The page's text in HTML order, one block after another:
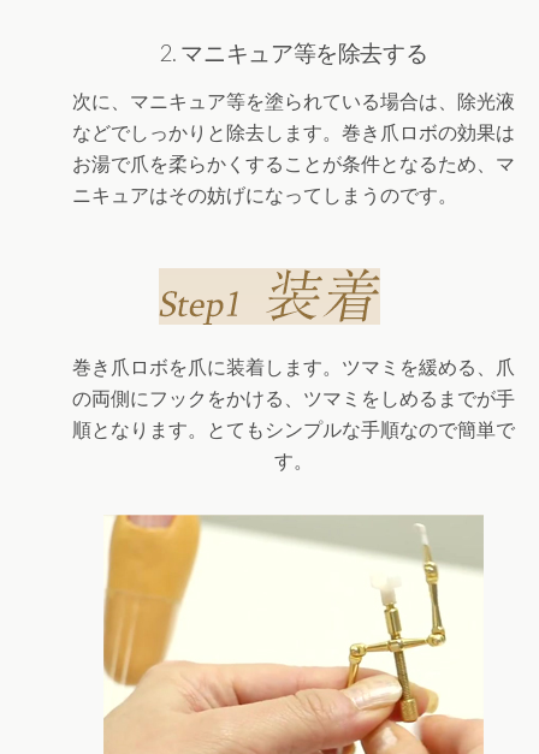
2. マニキュア等を除去する
次に、マニキュア等を塗られている場合は、除光液
などでしっかりと除去します。巻き爪ロボの効果は
お湯で爪を柔らかくすることが条件となるため、マ
ニキュアはその妨げになってしまうのです。
巻き爪ロボを爪に装着します。ツマミを緩める、爪
の両側にフックをかける、ツマミをしめるまでが手
順となります。とてもシンプルな手順なので簡単で
す。